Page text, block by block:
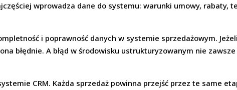
wprowadza dane do systemu: warunki umowy, rabaty,
i poprawność danych w systemie sprzedażowym.
błędnie. A błąd w środowisku ustrukturyzowanym nie zawsze
CRM. Każda sprzedaż powinna przejść przez te same